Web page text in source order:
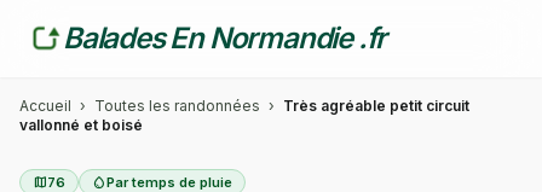
Balades En Normandie .fr
Accueil › Toutes les randonnées › Très agréable petit circuit
vallonné et boisé
map76 water_dropPar temps de pluie